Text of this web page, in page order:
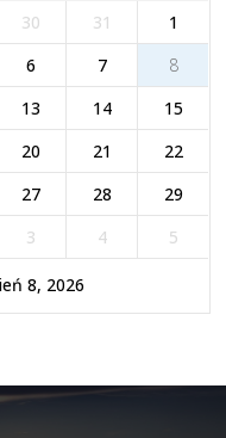
30 31
1
6 7
8
13 14
15
20 21
22
27 28
29
3 4 5
8, 2026